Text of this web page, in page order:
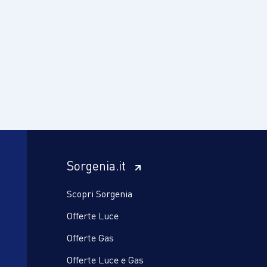
Sorgenia.it
Scopri Sorgenia
Offerte Luce
Offerte Gas
Offerte Luce e Gas